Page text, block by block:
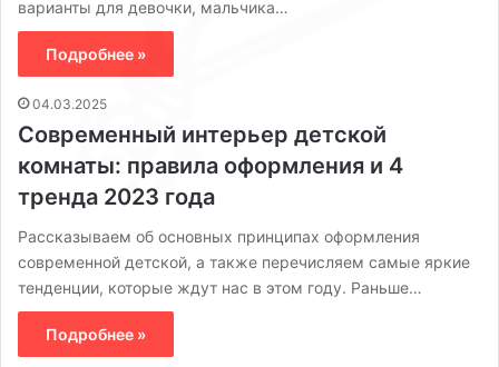
варианты для девочки, мальчика…
Подробнее »
04.03.2025
Современный интерьер детской
комнаты: правила оформления и 4
тренда 2023 года
Рассказываем об основных принципах оформления
современной детской, а также перечисляем самые яркие
тенденции, которые ждут нас в этом году. Раньше…
Подробнее »